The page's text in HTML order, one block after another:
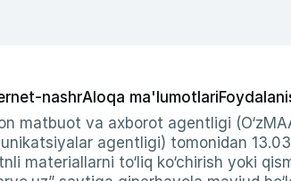
nashrAloqa ma'lumotlari
matbuot va axborot agentligi
agentligi) tomonidan
materiallarni to‘liq ko‘chirish yoki